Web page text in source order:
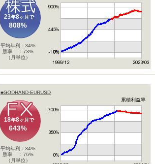
23年8ヶ月で
808%
平均年利：34%
勝率 ：73%
（月単位）
■GODHAND-EURUSD
累積利益率
18年8ヶ月で
643%
平均年利：34%
勝率 ：76%
（月単位）